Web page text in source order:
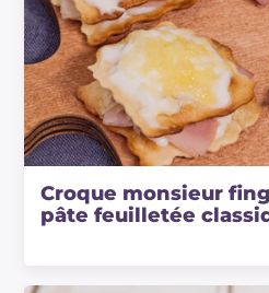
Croque monsieur
pâte feuilletée